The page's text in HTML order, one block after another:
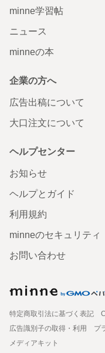
minne学習帖
ニュース
minneの本
企業の方へ
広告出稿について
大口注文について
ヘルプセンター
お知らせ
ヘルプとガイド
利用規約
minneのセキュリティ
お問い合わせ
特定商取引法に基づく表記
広告識別子の取得・利用
プ
メディアキット